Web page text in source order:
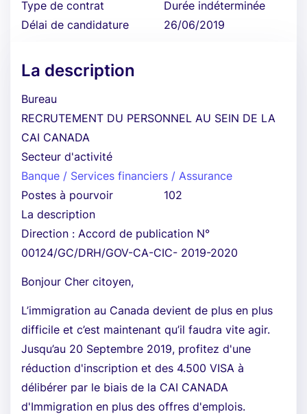
Type de contrat
Durée indéterminée
Délai de candidature
26/06/2019
La description
Bureau
RECRUTEMENT DU PERSONNEL AU SEIN DE LA
CAI CANADA
Secteur d'activité
Banque / Services financiers / Assurance
Postes à pourvoir
102
La description
Direction : Accord de publication N°
00124/GC/DRH/GOV-CA-CIC- 2019-2020
Bonjour Cher citoyen,
L’immigration au Canada devient de plus en plus
difficile et c’est maintenant qu’il faudra vite agir.
Jusqu’au 20 Septembre 2019, profitez d'une
réduction d'inscription et des 4.500 VISA à
délibérer par le biais de la CAI CANADA
d'Immigration en plus des offres d'emplois.